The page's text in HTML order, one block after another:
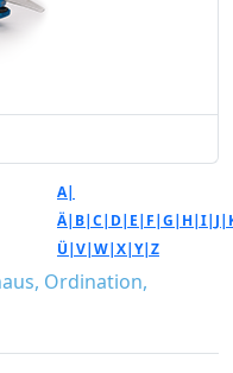
A|
Ä| B|C| D| E| F|G| H|I| J|
Ü|V|W|X|Y|Z
Ordination,